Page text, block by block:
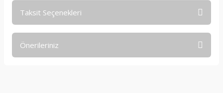
Taksit Seçenekleri
Önerileriniz